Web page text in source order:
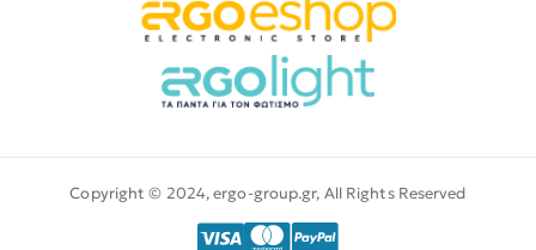
Copyright © 2024, ergo-group.gr, All Rights Reserved